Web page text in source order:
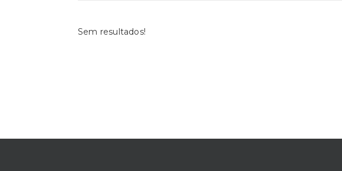
Sem resultados!